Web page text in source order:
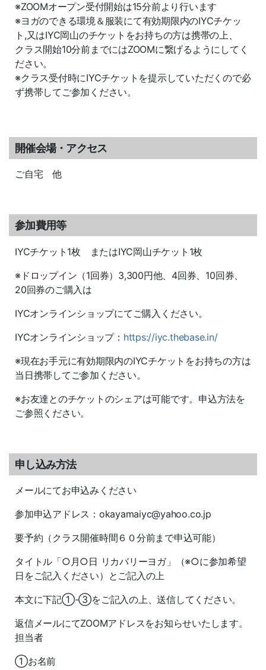
※ZOOMオープン受付開始は15分前より行います
※ヨガのできる環境＆服装にて有効期限内のIYCチケッ
ト,又はIYC岡山のチケットをお持ちの方は携帯の上、
クラス開始10分前までにはZOOMに繋げるようにしてく
ださい。
※クラス受付時にIYCチケットを提示していただくので必
ず携帯してご参加ください。
開催会場・アクセス
ご自宅 他
参加費用等
IYCチケット1枚 またはIYC岡山チケット1枚
※ドロップイン（1回券）3,300円他、4回券、10回券、
20回券のご購入は
IYCオンラインショップにてご購入ください。
IYCオンラインショップ： https://iyc.thebase.in/
※現在お手元に有効期限内のIYCチケットをお持ちの方は
当日携帯してご参加ください。
※お友達とのチケットのシェアは可能です。申込方法を
ご参照ください。
申し込み方法
メールにてお申込みください
参加申込アドレス：okayamaiyc@yahoo.co.jp
要予約（クラス開催時間６０分前まで申込可能）
タイトル「○月○日 リカバリーヨガ」（※○に参加希望
日をご記入ください）とご記入の上
本文に下記①-③をご記入の上、送信してください。
返信メールにてZOOMアドレスをお知らせいたします。
担当者
①お名前